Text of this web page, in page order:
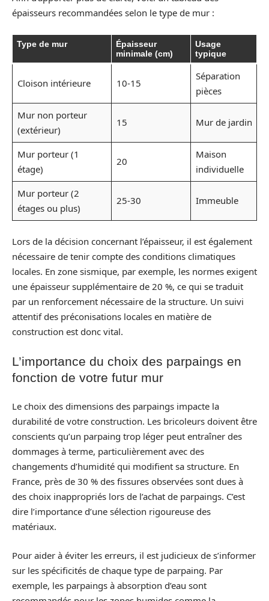
épaisseurs recommandées selon le type de mur :
Type de mur
Épaisseur
minimale (cm)
Usage
typique
Cloison intérieure 10-15
Séparation
pièces
Mur non porteur
(extérieur)
15 Mur de jardin
Mur porteur (1
étage)
20
Maison
individuelle
Mur porteur (2
étages ou plus)
25-30 Immeuble
Lors de la décision concernant l’épaisseur, il est également
nécessaire de tenir compte des conditions climatiques
locales. En zone sismique, par exemple, les normes exigent
une épaisseur supplémentaire de 20 %, ce qui se traduit
par un renforcement nécessaire de la structure. Un suivi
attentif des préconisations locales en matière de
construction est donc vital.
L’importance du choix des parpaings en
fonction de votre futur mur
Le choix des dimensions des parpaings impacte la
durabilité de votre construction. Les bricoleurs doivent être
conscients qu’un parpaing trop léger peut entraîner des
dommages à terme, particulièrement avec des
changements d’humidité qui modifient sa structure. En
France, près de 30 % des fissures observées sont dues à
des choix inappropriés lors de l’achat de parpaings. C’est
dire l’importance d’une sélection rigoureuse des
matériaux.
Pour aider à éviter les erreurs, il est judicieux de s’informer
sur les spécificités de chaque type de parpaing. Par
exemple, les parpaings à absorption d’eau sont